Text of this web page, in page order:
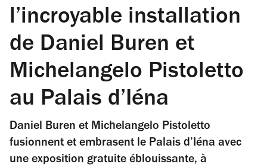
l’incroyable installation
de Daniel Buren et
Michelangelo Pistoletto
au Palais d’Iéna
Daniel Buren et Michelangelo Pistoletto
fusionnent et embrasent le Palais d’Iéna avec
une exposition gratuite éblouissante, à